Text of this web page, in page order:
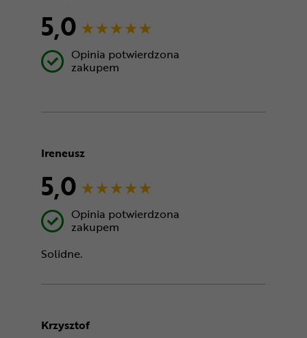
5,0
Opinia potwierdzona
zakupem
Ireneusz
5,0
Opinia potwierdzona
zakupem
Solidne.
Krzysztof